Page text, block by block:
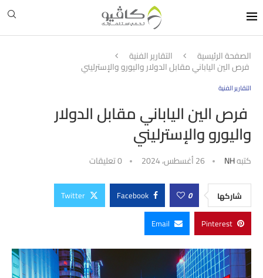
الصفحة الرئيسية التقارير الفنية
فرص الين الياباني مقابل الدولار واليورو والإسترليني
التقارير الفنية
فرص الين الياباني مقابل الدولار
واليورو والإسترليني
كتبهNH 26 أغسطس، 2024 0 تعليقات
شاركها 0
Facebook
Twitter
Pinterest
Email